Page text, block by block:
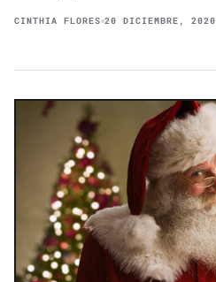
CINTHIA FLORES 20 DICIEMBRE, 2020